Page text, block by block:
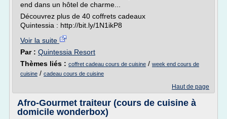
end dans un hôtel de charme...
Découvrez plus de 40 coffrets cadeaux
Quintessia : http://bit.ly/1N1ikP8
Voir la suite
Par : Quintessia Resort
Thèmes liés : coffret cadeau cours de cuisine / week end cours de
cuisine / cadeau cours de cuisine
Haut de page
Afro-Gourmet traiteur (cours de cuisine à
domicile wonderbox)